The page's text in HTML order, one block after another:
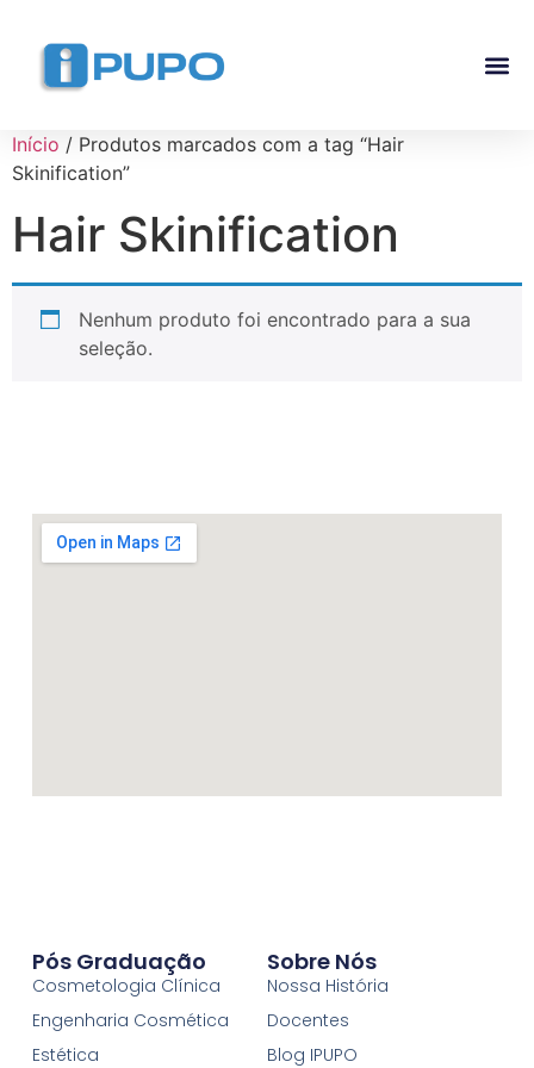
Início / Produtos marcados com a tag “Hair
Skinification”
Hair Skinification
Nenhum produto foi encontrado para a sua
seleção.
Pós Graduação
Cosmetologia Clínica
Engenharia Cosmética
Estética
Sobre Nós
Nossa História
Docentes
Blog IPUPO